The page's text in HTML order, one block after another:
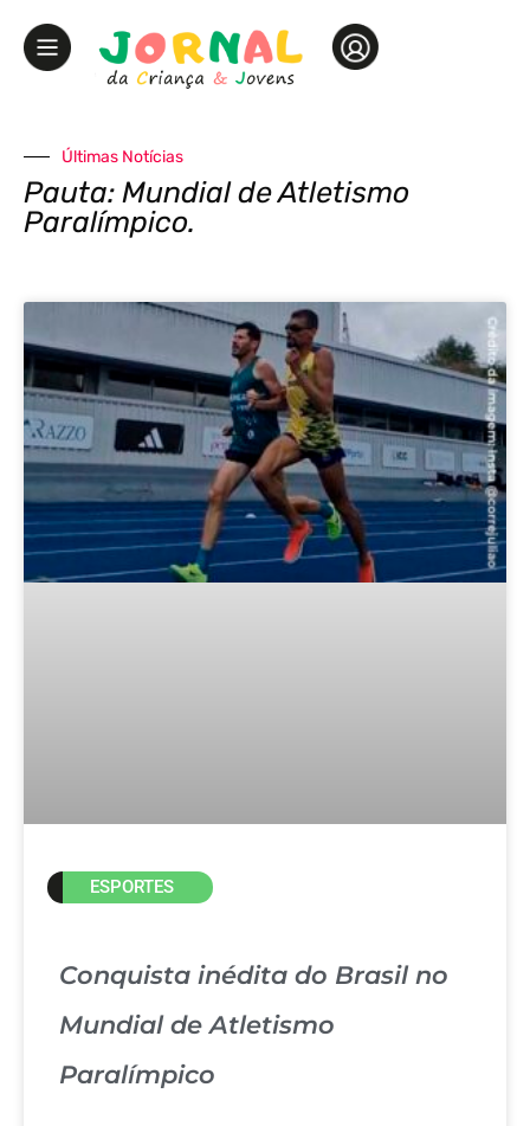
Últimas Notícias
Pauta: Mundial de Atletismo
Paralímpico.
ESPORTES
Conquista inédita do Brasil no
Mundial de Atletismo
Paralímpico